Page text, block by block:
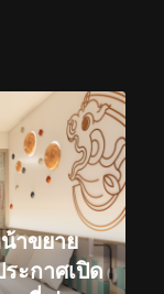
าขยาย
ะกาศเปิด